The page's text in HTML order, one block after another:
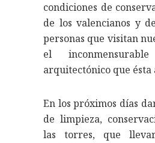
condiciones de
de los valencianos y
personas que visitan
el
arquitectónico que ésta
En los próximos días
de limpieza,
las torres, que